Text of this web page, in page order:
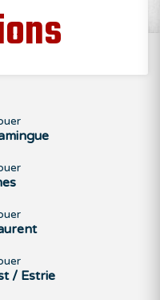
/ Estrie